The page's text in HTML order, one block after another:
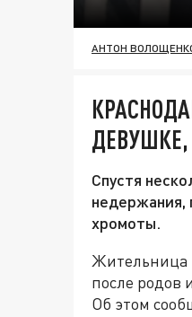
АНТОН
Спустя
недержания,
хромоты.
Жительница
после родов
Об этом